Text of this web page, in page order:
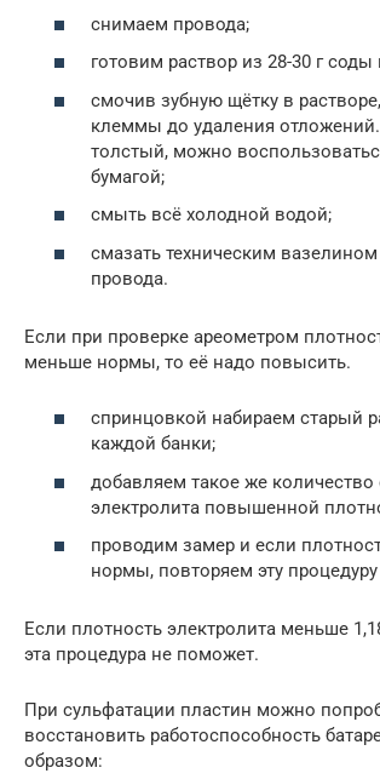
снимаем провода;
готовим раствор из 28-30 г
смочив зубную щётку в
клеммы до удаления
толстый, можно
бумагой;
смыть всё холодной водой;
смазать техническим
провода.
Если при проверке ареометром
меньше нормы, то её надо повысить.
спринцовкой набираем старый
каждой банки;
добавляем такое же количество
электролита повышенной
проводим замер и если
нормы, повторяем эту
Если плотность электролита меньше
эта процедура не поможет.
При сульфатации пластин можно
восстановить работоспособность
образом: